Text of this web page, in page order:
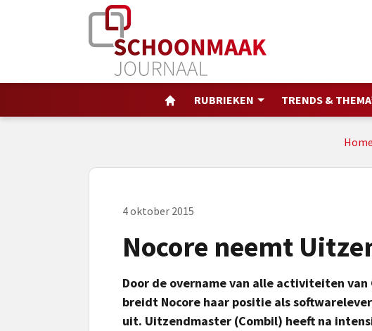
RUBRIEKEN TRENDS &
Home
4 oktober 2015
Nocore neemt
Door de overname van alle activiteiten
breidt Nocore haar positie als
uit. Uitzendmaster (Combil) heeft na